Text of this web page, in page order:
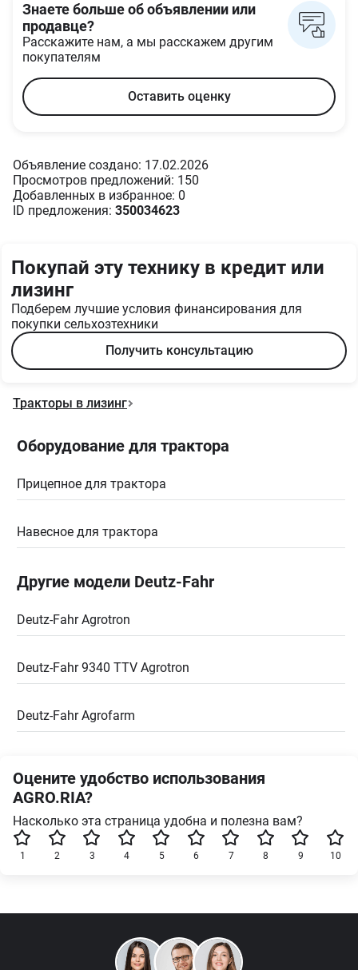
Знаете больше об объявлении или
продавце?
Расскажите нам, а мы расскажем другим
покупателям
Оставить оценку
Объявление создано: 17.02.2026
Просмотров предложений: 150
Добавленных в избранное: 0
ID предложения: 350034623
Покупай эту технику в кредит или
лизинг
Подберем лучшие условия финансирования для
покупки сельхозтехники
Получить консультацию
Тракторы в лизинг
Оборудование для трактора
Прицепное для трактора
Навесное для трактора
Другие модели Deutz-Fahr
Deutz-Fahr Agrotron
Deutz-Fahr 9340 TTV Agrotron
Deutz-Fahr Agrofarm
Оцените удобство использования
AGRO.RIA?
Насколько эта страница удобна и полезна вам?
10
9
8
7
6
5
4
3
2
1